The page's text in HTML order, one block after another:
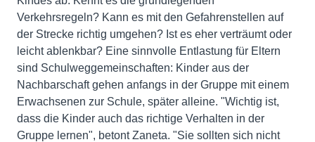
Verkehrsregeln? Kann es mit den Gefahrenstellen auf
der Strecke richtig umgehen? Ist es eher verträumt oder
leicht ablenkbar? Eine sinnvolle Entlastung für Eltern
sind Schulweggemeinschaften: Kinder aus der
Nachbarschaft gehen anfangs in der Gruppe mit einem
Erwachsenen zur Schule, später alleine. "Wichtig ist,
dass die Kinder auch das richtige Verhalten in der
Gruppe lernen", betont Zaneta. "Sie sollten sich nicht